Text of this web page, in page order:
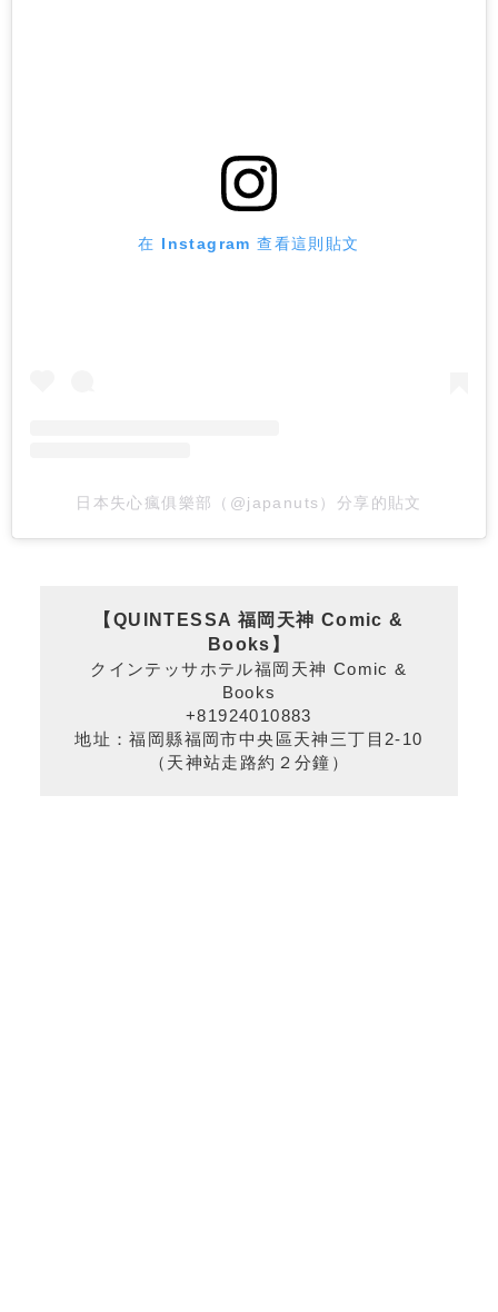
在 Instagram 查看這則貼文
日本失心瘋俱樂部（@japanuts）分享的貼文
【QUINTESSA 福岡天神 Comic &
Books 】
クインテッサホテル福岡天神 Comic &
Books
+81924010883
地址：福岡縣福岡市中央區天神三丁目2-10
（天神站走路約２分鐘）